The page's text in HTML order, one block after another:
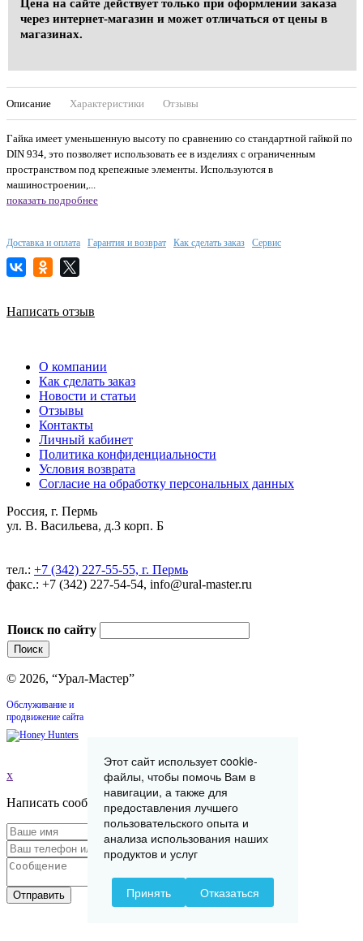
Цена на сайте действует только при оформлении заказа
через интернет-магазин и может отличаться от цены в
магазинах.
Описание Характеристики Отзывы
Гайка имеет уменьшенную высоту по сравнению со стандартной гайкой по
DIN 934, это позволяет использовать ее в изделиях с ограниченным
пространством под крепежные элементы. Используются в
машиностроении,...
показать подробнее
Доставка и оплата Гарантия и возврат Как сделать заказ Сервис
Написать отзыв
О компании
Как сделать заказ
Новости и статьи
Отзывы
Контакты
Личный кабинет
Политика конфиденциальности
Условия возврата
Согласие на обработку персональных данных
Россия, г. Пермь
ул. В. Васильева, д.3 корп. Б
тел.: +7 (342) 227-55-55, г. Пермь
факс.: +7 (342) 227-54-54, info@ural-master.ru
Поиск по сайту
© 2026, “Урал-Мастер”
Обслуживание и
продвижение сайта
x
Написать сообщение
Отправить
Этот сайт использует cookie-
файлы, чтобы помочь Вам в
навигации, а также для
предоставления лучшего
пользовательского опыта и
анализа использования наших
продуктов и услуг
Принять Отказаться